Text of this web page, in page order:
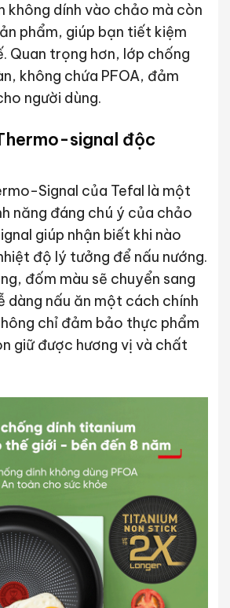
không dính vào chảo mà còn
phẩm, giúp bạn tiết kiệm
Quan trọng hơn, lớp chống
không chứa PFOA, đảm
người dùng.
signal độc
Signal của Tefal là một
năng đáng chú ý của chảo
giúp nhận biết khi nào
độ lý tưởng để nấu nướng.
đốm màu sẽ chuyển sang
dàng nấu ăn một cách chính
chỉ đảm bảo thực phẩm
giữ được hương vị và chất